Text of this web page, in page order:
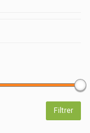
Filtrer